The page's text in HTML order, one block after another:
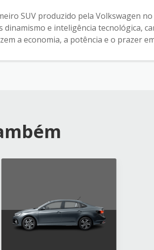
SUV produzido pela Volkswagen
dinamismo e inteligência tecnológica,
a economia, a potência e o prazer